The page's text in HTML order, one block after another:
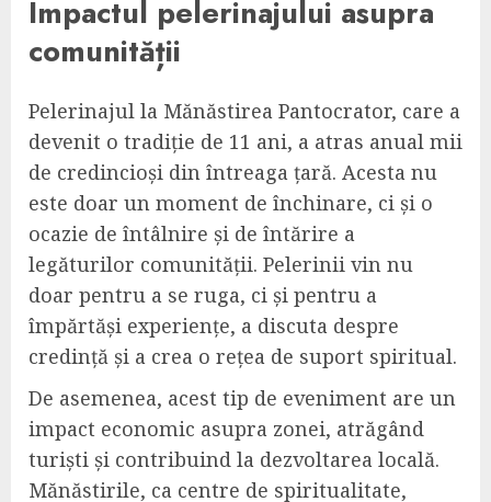
Impactul pelerinajului asupra
comunității
Pelerinajul la Mănăstirea Pantocrator, care a
devenit o tradiție de 11 ani, a atras anual mii
de credincioși din întreaga țară. Acesta nu
este doar un moment de închinare, ci și o
ocazie de întâlnire și de întărire a
legăturilor comunității. Pelerinii vin nu
doar pentru a se ruga, ci și pentru a
împărtăși experiențe, a discuta despre
credință și a crea o rețea de suport spiritual.
De asemenea, acest tip de eveniment are un
impact economic asupra zonei, atrăgând
turiști și contribuind la dezvoltarea locală.
Mănăstirile, ca centre de spiritualitate,